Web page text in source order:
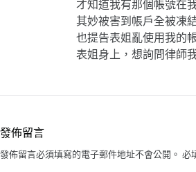
才知道我有那個帳號在
其妙被害到帳戶全被凍
也提告表姐亂使用我的
表姐身上，想詢問律師
發佈留言
發佈留言必須填寫的電子郵件地址不會公開。 必